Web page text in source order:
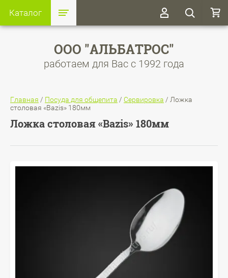
Каталог
ООО "АЛЬБАТРОС"
работаем для Вас с 1992 года
Главная / Посуда для общепита / Сервировка / Ложка
столовая «Bazis» 180мм
Ложка столовая «Bazis» 180мм